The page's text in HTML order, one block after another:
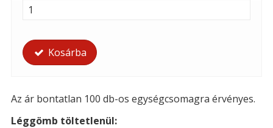
Kosárba
Az ár bontatlan 100 db-os egységcsomagra érvényes.
Léggömb töltetlenül: